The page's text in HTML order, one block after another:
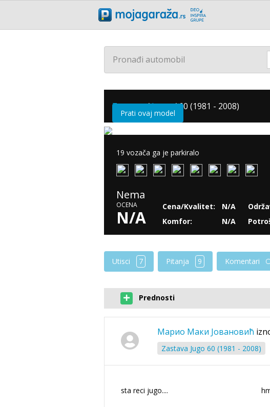
Pronađi automobil
Zastava /Jugo /60 (1981 - 2008)
Prati ovaj model
19 vozača ga je parkiralo
Nema
OCENA
N/A
Cena/Kvalitet:
N/A
Komfor:
N/A
Utisci 7 Pitanja 9 Komentari
Prednosti
Марио Маки Јовановић
Zastava Jugo 60 (1981 - 2008)
sta reci jugo....